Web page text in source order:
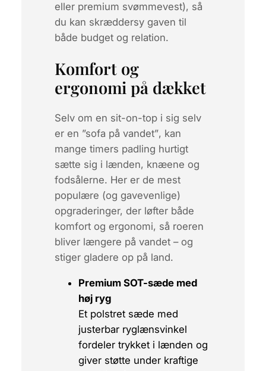
eller premium svømmevest), så
du kan skræddersy gaven til
både budget og relation.
Komfort og
ergonomi på dækket
Selv om en sit-on-top i sig selv
er en ”sofa på vandet”, kan
mange timers padling hurtigt
sætte sig i lænden, knæene og
fodsålerne. Her er de mest
populære (og gavevenlige)
opgraderinger, der løfter både
komfort og ergonomi, så roeren
bliver længere på vandet – og
stiger gladere op på land.
Premium SOT-sæde med
høj ryg
Et polstret sæde med
justerbar ryglænsvinkel
fordeler trykket i lænden og
giver støtte under kraftige